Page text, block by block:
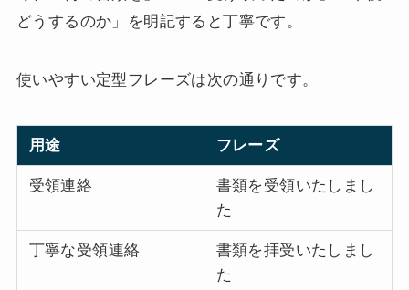
どうするのか」を明記すると丁寧です。
使いやすい定型フレーズは次の通りです。
用途 フレーズ
受領連絡
書類を受領いたしまし
た
丁寧な受領連絡
書類を拝受いたしまし
た